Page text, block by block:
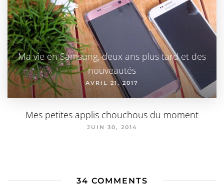
Ma vie en Samsung, deux ans plus tard et des
nouveautés
AVRIL 21, 2017
Mes petites applis chouchous du moment
JUIN 30, 2014
34 COMMENTS